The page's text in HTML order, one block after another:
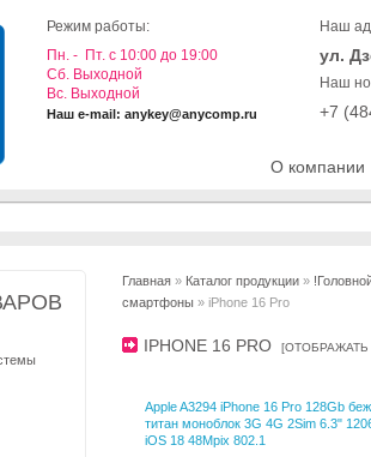
О компании
Режим работы:
Пн. - Пт. с 10:00 до 19:00
Cб. Выходной
Вс. Выходной
Наш e-mail: anykey@anycomp.ru
Наш
ул.
Наш
+7
Главная » Каталог продукции »
смартфоны » iPhone 16 Pro
IPHONE 16 PRO [
Apple A3294 iPhone 16 Pro 128Gb
титан моноблок 3G 4G 2Sim 6.3"
iOS 18 48Mpix 802.1